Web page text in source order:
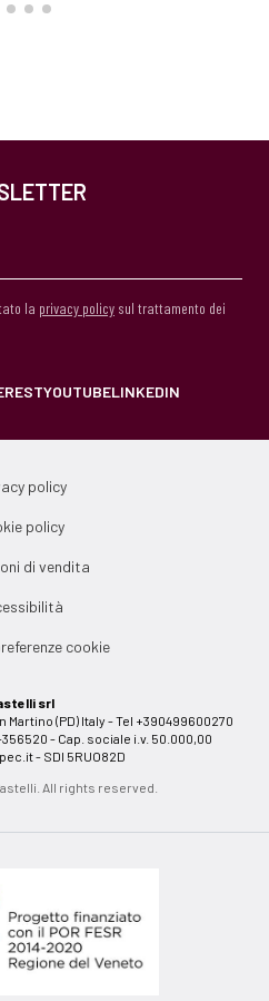
la privacy policy sul trattamento dei
YOUTUBELINKEDIN
policy
policy
di vendita
cookie
srl
Martino (PD) Italy - Tel +390499600270
356520 - Cap. sociale i.v. 50.000,00
- SDI 5RUO82D
All rights reserved.